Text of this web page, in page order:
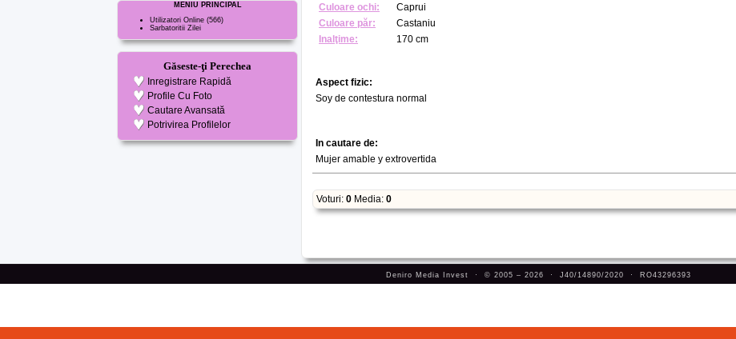
MENIU PRINCIPAL
Utilizatori Online (566)
Sarbatoritii Zilei
Găseste-ţi Perechea
Inregistrare Rapidă
Profile Cu Foto
Cautare Avansată
Potrivirea Profilelor
Culoare ochi:
Caprui
Culoare păr:
Castaniu
Inalţime:
170 cm
Aspect fizic:
Soy de contestura normal
In cautare de:
Mujer amable y extrovertida
Voturi: 0 Media: 0
Deniro Media Invest · © 2005 – 2026 · J40/14890/2020 · RO43296393